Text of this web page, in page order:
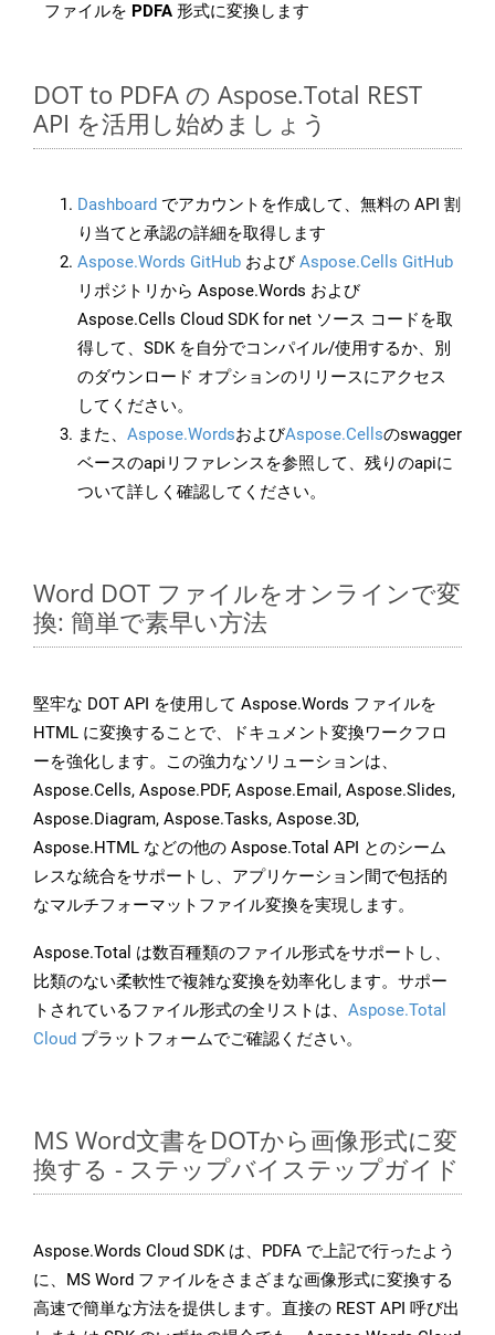
ファイルを PDFA 形式に変換します
DOT to PDFA の Aspose.Total REST
API を活用し始めましょう
Dashboard でアカウントを作成して、無料の API 割
り当てと承認の詳細を取得します
Aspose.Words GitHub およびAspose.Cells GitHub
リポジトリから Aspose.Words および
Aspose.Cells Cloud SDK for net ソース コードを取
得して、SDK を自分でコンパイル/使用するか、別
のダウンロード オプションのリリースにアクセス
してください。
また、 Aspose.WordsおよびAspose.Cellsのswagger
ベースのapiリファレンスを参照して、残りのapiに
ついて詳しく確認してください。
Word DOT ファイルをオンラインで変
換: 簡単で素早い方法
堅牢な DOT API を使用して Aspose.Words ファイルを
HTML に変換することで、ドキュメント変換ワークフロ
ーを強化します。この強力なソリューションは、
Aspose.Cells, Aspose.PDF, Aspose.Email, Aspose.Slides,
Aspose.Diagram, Aspose.Tasks, Aspose.3D,
Aspose.HTML などの他の Aspose.Total API とのシーム
レスな統合をサポートし、アプリケーション間で包括的
なマルチフォーマットファイル変換を実現します。
Aspose.Total は数百種類のファイル形式をサポートし、
比類のない柔軟性で複雑な変換を効率化します。サポー
トされているファイル形式の全リストは、 Aspose.Total
Cloud プラットフォームでご確認ください。
MS Word文書をDOTから画像形式に変
換する - ステップバイステップガイド
Aspose.Words Cloud SDK は、PDFA で上記で行ったよう
に、MS Word ファイルをさまざまな画像形式に変換する
高速で簡単な方法を提供します。直接の REST API 呼び出